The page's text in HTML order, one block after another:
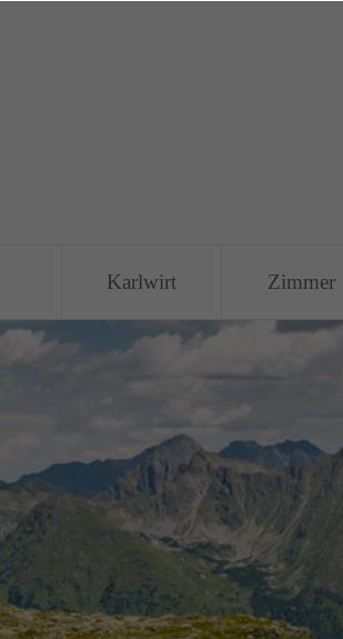
Karlwirt Zimmer